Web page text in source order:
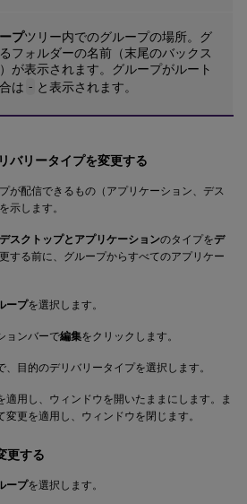
プツリー内でのグループの場所。グ
フォルダーの名前（末尾のバックス
が表示されます。グループがルート
は - と表示されます。
バリータイプを変更する
が配信できるもの（アプリケーション、デス
示します。
デスクトップとアプリケーションのタイプをデ
する前に、グループからすべてのアプリケー
ープを選択します。
ョンバーで編集をクリックします。
、目的のデリバリータイプを選択します。
適用し、ウィンドウを開いたままにします。ま
変更を適用し、ウィンドウを閉じます。
更する
ープを選択します。